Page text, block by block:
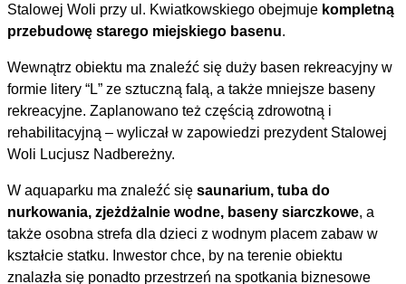
Stalowej Woli przy ul. Kwiatkowskiego obejmuje kompletną
przebudowę starego miejskiego basenu.
Wewnątrz obiektu ma znaleźć się duży basen rekreacyjny w
formie litery “L” ze sztuczną falą, a także mniejsze baseny
rekreacyjne. Zaplanowano też częścią zdrowotną i
rehabilitacyjną – wyliczał w zapowiedzi prezydent Stalowej
Woli Lucjusz Nadbereżny.
W aquaparku ma znaleźć się saunarium, tuba do
nurkowania, zjeżdżalnie wodne, baseny siarczkowe, a
także osobna strefa dla dzieci z wodnym placem zabaw w
kształcie statku. Inwestor chce, by na terenie obiektu
znalazła się ponadto przestrzeń na spotkania biznesowe